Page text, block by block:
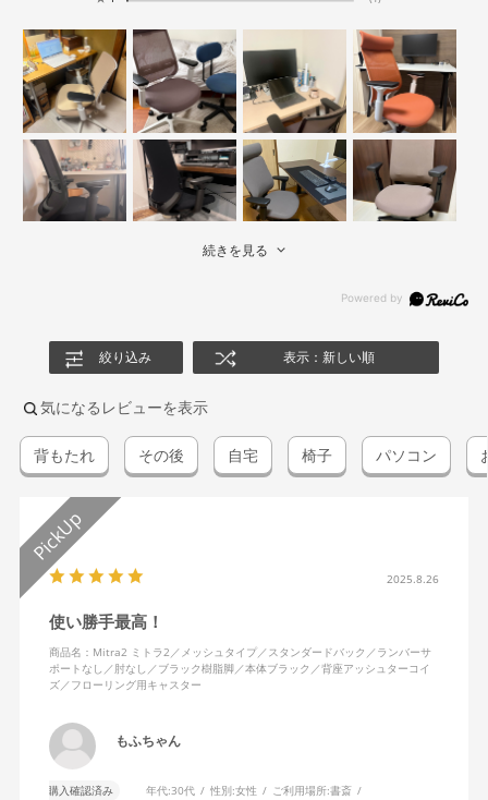
続きを見る
絞り込み 表示：新しい順
気になるレビューを表示
背もたれ その後 自宅 椅子 パソコン
2025.8.26
使い勝手最高！
商品名：Mitra2 ミトラ2／メッシュタイプ／スタンダードバック／ランバーサ
ポートなし／肘なし／ブラック樹脂脚／本体ブラック／背座アッシュターコイ
ズ／フローリング用キャスター
もふちゃん
購入確認済み 年代:30代 性別:女性 ご利用場所:書斎